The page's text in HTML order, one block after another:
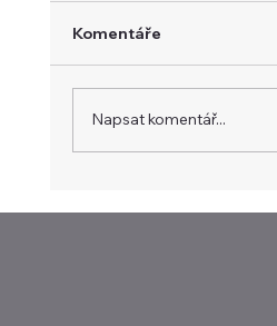
Komentáře
Napsat komentář...